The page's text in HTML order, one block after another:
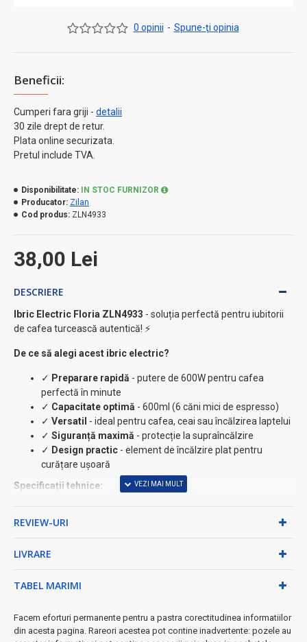
Beneficii:
Cumperi fara griji - detalii
30 zile drept de retur.
Plata online securizata.
Pretul include TVA.
0 opinii - Spune-ţi opinia
38,00 Lei
Disponibilitate:
IN STOC FURNIZOR
Producator: Zilan
Cod produs: ZLN4933
DESCRIERE
Ibric Electric Floria ZLN4933 - soluția perfectă pentru iubitorii
de cafea turcească autentică! ⚡
De ce să alegi acest ibric electric?
✓ Preparare rapidă - putere de 600W pentru cafea
perfectă în minute
✓ Capacitate optimă - 600ml (6 căni mici de espresso)
✓ Versatil - ideal pentru cafea, ceai sau încălzirea laptelui
✓ Siguranță maximă - protecție la supraîncălzire
✓ Design practic - element de încălzire plat pentru
curățare ușoară
Specificații tehnice:
• Capacitate: 0.6 litri
• Bază fixă stabilă
• Greutate: doar 350g - ușor de manipulat
și greutate redusă
REVIEW-URI
LIVRARE
TABEL MARIMI
Facem eforturi permanente pentru a pastra corectitudinea informatiilor
din acesta pagina. Rareori acestea pot contine inadvertente: pozele au